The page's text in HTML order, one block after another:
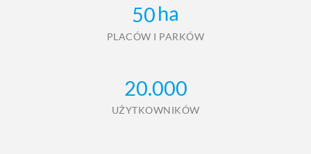
50ha
PLACÓW I PARKÓW
20.000
UŻYTKOWNIKÓW